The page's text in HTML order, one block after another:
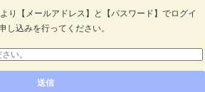
り【メールアドレス】と【パスワード】でログイ
し込みを行ってください。